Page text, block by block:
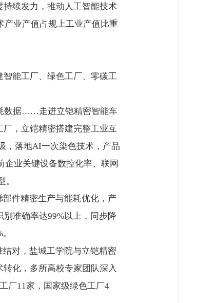
续发力，推动人工智能技术
产业产值占规上工业产值比重
能工厂、绿色工厂、零碳工
数据……走进立铠精密智能车
，立铠精密搭建完整工业互
，落地AI一次染色技术，产品
企业关键设备数控化率、联网
件精密生产与能耗优化，产
准确率达99%以上，同步降
对，盐城工学院与立铠精密
化，多所高校专家团队深入
厂11家，国家级绿色工厂4